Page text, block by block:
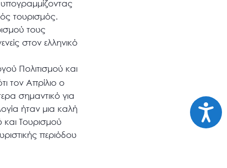
υπογραμμίζοντας
τουρισμός.
τους
στον ελληνικό
Πολιτισμού και
τον Απρίλιο ο
σημαντικό για
ήταν μια καλή
και Τουρισμού
περιόδου